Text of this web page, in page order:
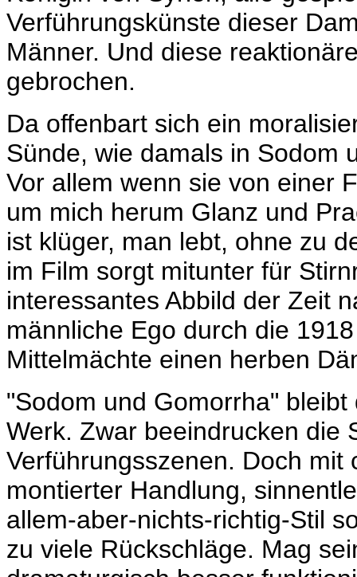
Verführungskünste dieser
Männer. Und diese
gebrochen.
Da offenbart sich ein
Sünde, wie damals in Sodom
Vor allem wenn sie von einer
um mich herum Glanz und
ist klüger, man lebt, ohne zu
im Film sorgt mitunter für
interessantes Abbild der Zeit
männliche Ego durch die
Mittelmächte einen herben
"Sodom und Gomorrha"
Werk. Zwar beeindrucken die
Verführungsszenen. Doch
montierter Handlung,
allem-aber-nichts-richtig-Stil
zu viele Rückschläge. Mag